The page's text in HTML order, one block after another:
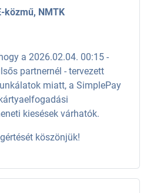
közmű, NMTK
a 2026.02.04. 00:15 -
partnernél - tervezett
miatt, a SimplePay
kiesések várhatók.
köszönjük!